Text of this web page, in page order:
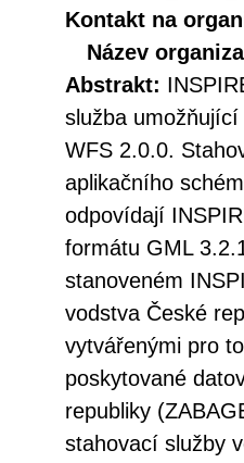
Kontakt na
Název
Abstrakt:
služba
WFS 2.0.0.
aplikačního
odpovídají
formátu GML
stanoveném
vodstva České
vytvářenými pro
poskytované
republiky
stahovací služby